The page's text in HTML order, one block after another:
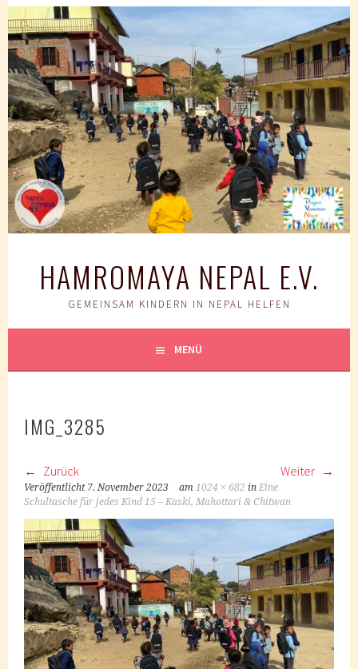
Springe
zum
Inhalt
HAMROMAYA NEPAL E.V.
GEMEINSAM KINDERN IN NEPAL HELFEN
MENÜ
IMG_3285
Zurück Weiter
Veröffentlicht 7. November 2023 am1024 × 682 inEine
Schultasche für jedes Kind 15 – Kaski, Mahottari & Chitwan